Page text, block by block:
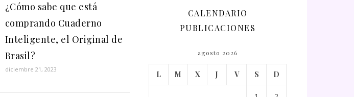
¿Cómo sabe que está
comprando Cuaderno
Inteligente, el Original de
Brasil?
diciembre 21, 2023
CALENDARIO
PUBLICACIONES
agosto 2026
L M X J V S D